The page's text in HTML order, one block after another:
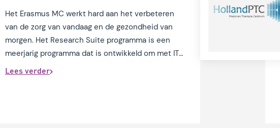
Het Erasmus MC werkt hard aan het verbeteren
van de zorg van vandaag en de gezondheid van
morgen. Het Research Suite programma is een
meerjarig programma dat is ontwikkeld om met IT-
infrastructuur, datamanagement en data science
Lees verder